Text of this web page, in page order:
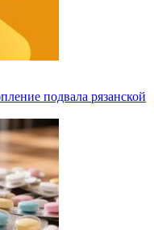
подвала рязанской